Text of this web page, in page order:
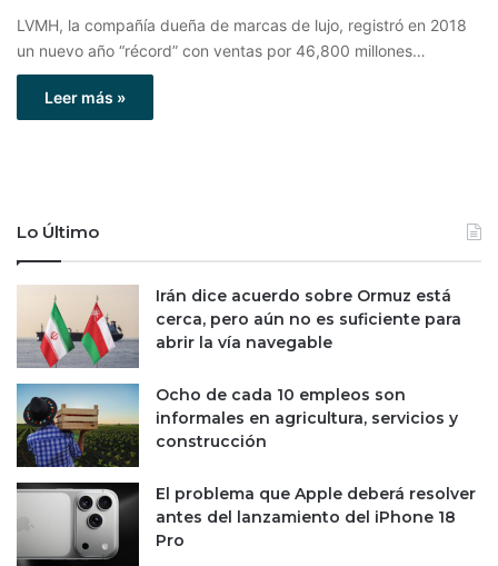
LVMH, la compañía dueña de marcas de lujo, registró en 2018
un nuevo año “récord” con ventas por 46,800 millones…
Leer más »
Lo Último
Irán dice acuerdo sobre Ormuz está
cerca, pero aún no es suficiente para
abrir la vía navegable
Ocho de cada 10 empleos son
informales en agricultura, servicios y
construcción
El problema que Apple deberá resolver
antes del lanzamiento del iPhone 18
Pro